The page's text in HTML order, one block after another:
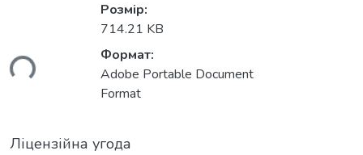
Розмір:
714.21 KB
Формат:
Adobe Portable Document
Format
Ліцензійна угода